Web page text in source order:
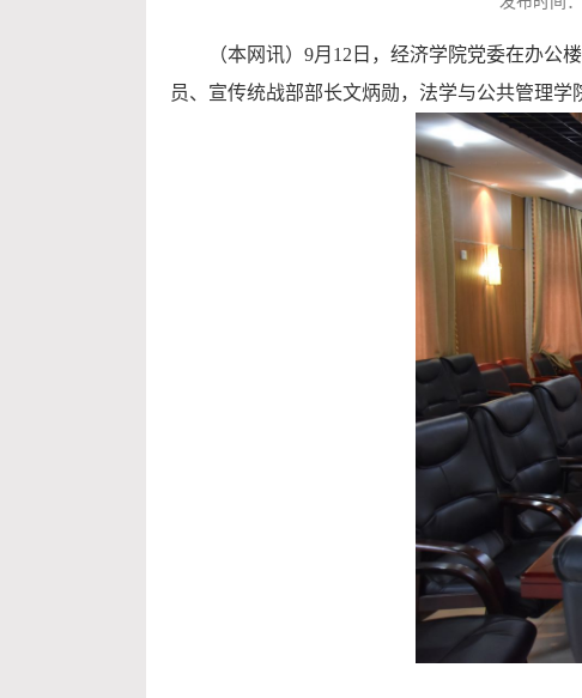
（本网讯） 9月12日，经济学院党委在办公
员、宣传统战部部长文炳勋，法学与公共管理